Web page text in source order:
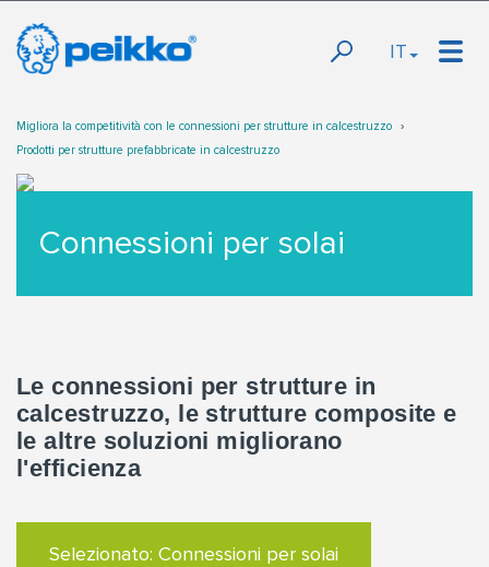
IT
Migliora la competitività con le connessioni per strutture in calcestruzzo
Prodotti per strutture prefabbricate in calcestruzzo
Connessioni per solai
Le connessioni per strutture in
calcestruzzo, le strutture composite e
le altre soluzioni migliorano
l'efficienza
Selezionato: Connessioni per solai